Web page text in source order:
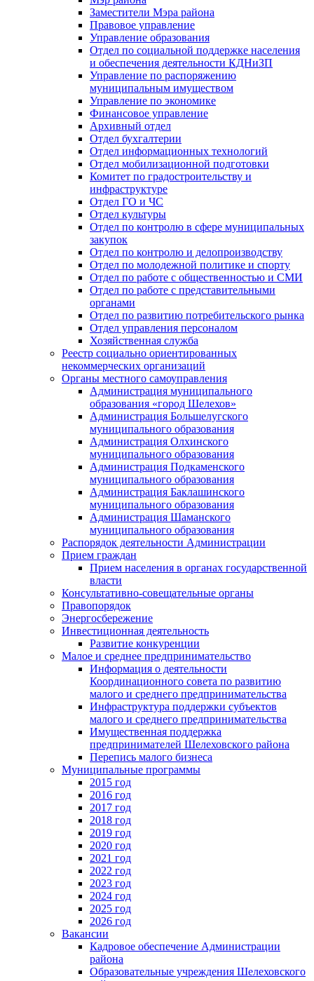
Заместители Мэра района
Правовое управление
Управление образования
Отдел по социальной поддержке населения
и обеспечения деятельности КДНиЗП
Управление по распоряжению
муниципальным имуществом
Управление по экономике
Финансовое управление
Архивный отдел
Отдел бухгалтерии
Отдел информационных технологий
Отдел мобилизационной подготовки
Комитет по градостроительству и
инфраструктуре
Отдел ГО и ЧС
Отдел культуры
Отдел по контролю в сфере муниципальных
закупок
Отдел по контролю и делопроизводству
Отдел по молодежной политике и спорту
Отдел по работе с общественностью и СМИ
Отдел по работе с представительными
органами
Отдел по развитию потребительского рынка
Отдел управления персоналом
Хозяйственная служба
Реестр социально ориентированных
некоммерческих организаций
Органы местного самоуправления
Администрация муниципального
образования «город Шелехов»
Администрация Большелугского
муниципального образования
Администрация Олхинского
муниципального образования
Администрация Подкаменского
муниципального образования
Администрация Баклашинского
муниципального образования
Администрация Шаманского
муниципального образования
Распорядок деятельности Администрации
Прием граждан
Прием населения в органах государственной
власти
Консультативно-совещательные органы
Правопорядок
Энергосбережение
Инвестиционная деятельность
Развитие конкуренции
Малое и среднее предпринимательство
Информация о деятельности
Координационного совета по развитию
малого и среднего предпринимательства
Инфраструктура поддержки субъектов
малого и среднего предпринимательства
Имущественная поддержка
предпринимателей Шелеховского района
Перепись малого бизнеса
Муниципальные программы
2015 год
2016 год
2017 год
2018 год
2019 год
2020 год
2021 год
2022 год
2023 год
2024 год
2025 год
2026 год
Вакансии
Кадровое обеспечение Администрации
района
Образовательные учреждения Шелеховского